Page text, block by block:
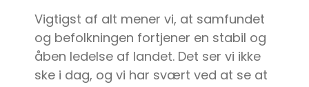
Vigtigst af alt mener vi, at samfundet
og befolkningen fortjener en stabil og
åben ledelse af landet. Det ser vi ikke
ske i dag, og vi har svært ved at se at